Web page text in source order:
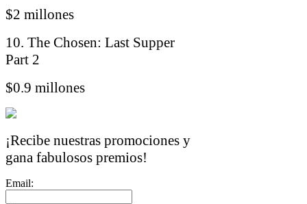
$2 millones
10. The Chosen: Last Supper
Part 2
$0.9 millones
¡Recibe nuestras promociones y
gana fabulosos premios!
Email: